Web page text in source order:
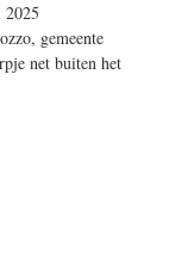
gemeente
net buiten het